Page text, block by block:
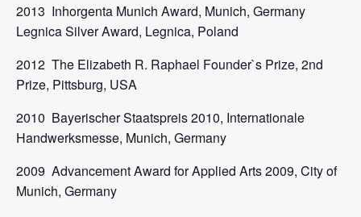
2013 Inhorgenta Munich Award, Munich, Germany
Legnica Silver Award, Legnica, Poland
2012 The Elizabeth R. Raphael Founder`s Prize, 2nd
Prize, Pittsburg, USA
2010 Bayerischer Staatspreis 2010, Internationale
Handwerksmesse, Munich, Germany
2009 Advancement Award for Applied Arts 2009, City of
Munich, Germany